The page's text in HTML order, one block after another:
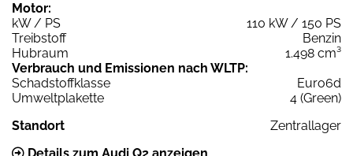
Motor:
kW / PS
110 kW / 150 PS
Treibstoff
Benzin
Hubraum
1.498 cm³
Verbrauch und Emissionen nach WLTP:
Schadstoffklasse
Euro6d
Umweltplakette
4 (Green)
Standort
Zentrallager